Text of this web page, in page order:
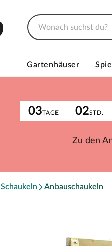
Gartenhäuser
03TAGE 02STD.
Zu den
Schaukeln Anbauschaukeln